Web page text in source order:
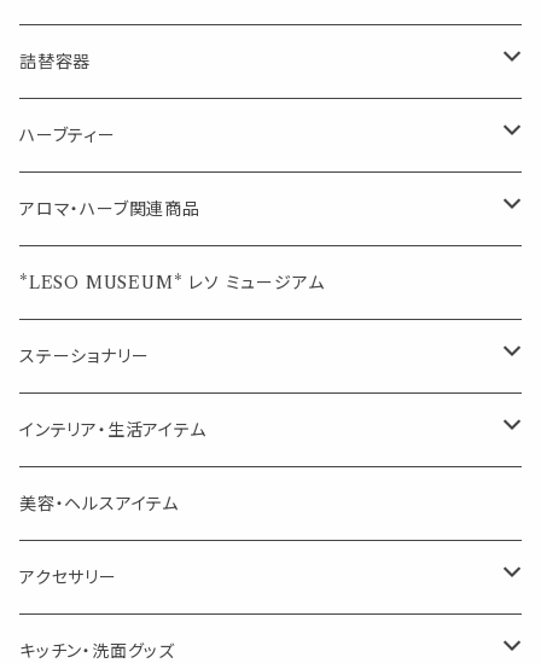
Mask&Pillow Aroma
ハーブティー
シングル
季節のハーブティー
箱入りアソート
キャンディー
シーリングワックス シール
ペーパークリップ
ウェルカムボード・装飾
席札クリップ
プチギフト
詰替容器
ロールオンボトル
スプレーボトル
スポイトボトル
精油用ボトル
ポンプ式ボトル
リップ容器
スクリュー容器
チューブ
ハーブティー
ブレンド
ジュエル オブ ビューティー
美人さんのハーブティー
シングル
アロマ・ハーブ関連商品
エッセンシャルオイル
シングル
ブレンド
クラフト器材・道具
キャリアオイル・ワックス
道具
お香・サシェ・キャンドル
線香
サシェ・香り袋
ディフューザー
アロマオイルウォーマー
アロマストーン
*LESO MUSEUM* レソ ミュージアム
ステーショナリー
デザインクリップ
記号（ハート,星,etc）
音楽・楽器
ページオープナー・ワイドクリップ
ポストカード・メッセージカード
フック・マグネット・画鋲
インテリア・生活アイテム
オブジェ
キャンドル・お香
ウォールアイテム
美容・ヘルスアイテム
アクセサリー
ブローチ・ピンバッチ
キッチン・洗面グッズ